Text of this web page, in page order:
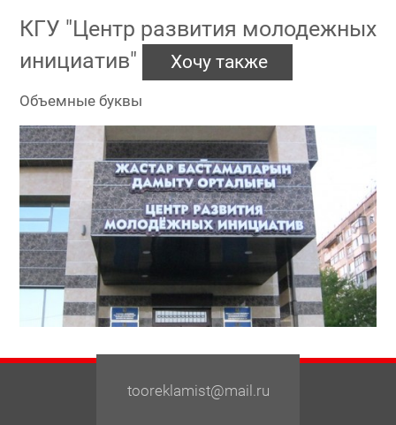
КГУ "Центр развития молодежных
инициатив"
Хочу также
Объемные буквы
tooreklamist@mail.ru